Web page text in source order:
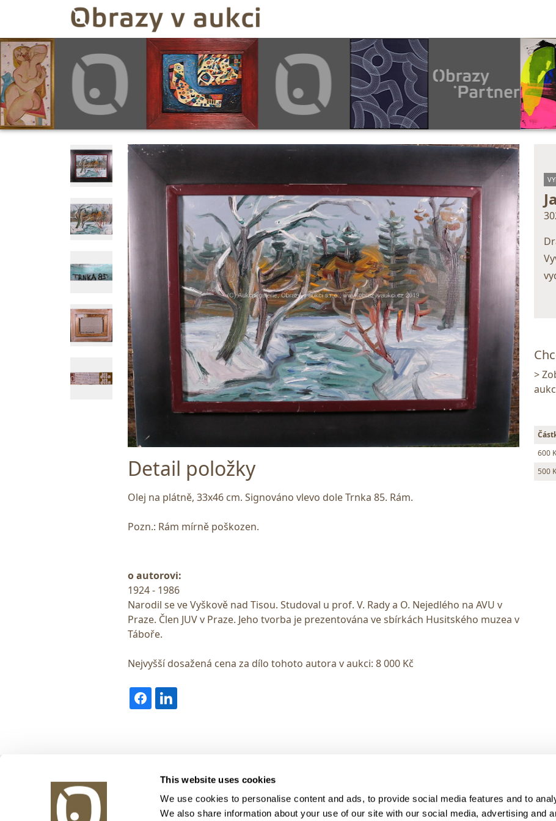
This website uses cookies
We use cookies to personalise content and ads, to provide social media features and to
We also share information about your use of our site with our social media, advertising and
Detail položky
Olej na plátně, 33x46 cm. Signováno vlevo dole Trnka 85. Rám.
Pozn.: Rám mírně poškozen.
o autorovi:
1924 - 1986
Narodil se ve Vyškově nad Tisou. Studoval u prof. V. Rady a O. Nejedlého na AVU v
Praze. Člen JUV v Praze. Jeho tvorba je prezentována ve sbírkách Husitského muzea v
Táboře.
Nejvyšší dosažená cena za dílo tohoto autora v aukci: 8 000 Kč
>
600
500
Korunní 972/75
130 00 Praha 3
tel.: +420 800 10 10 10, +420 737 196 183
> Obchodní podmínky
> Kontakty